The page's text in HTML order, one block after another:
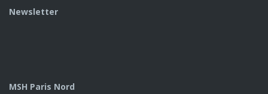
Newsletter
MSH Paris Nord